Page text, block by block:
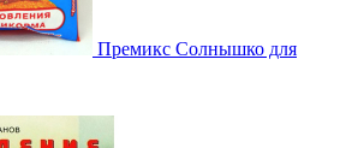
Премикс Солнышко для